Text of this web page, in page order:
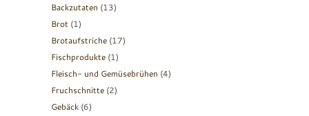
Backzutaten (13)
Brot (1)
Brotaufstriche (17)
Fischprodukte (1)
Fleisch- und Gemüsebrühen (4)
Fruchschnitte (2)
Gebäck (6)